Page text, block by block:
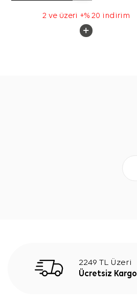
2 ve üzeri +% 20 indirim
2249 TL Üzeri
Ücretsiz Kargo